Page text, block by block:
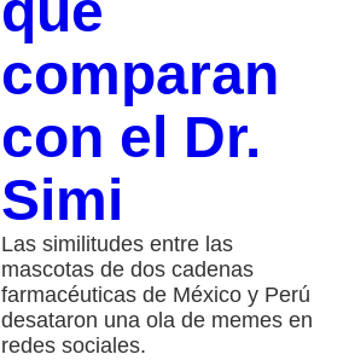
comparan
con el Dr.
Simi
Las similitudes entre las
mascotas de dos cadenas
farmacéuticas de México y Perú
desataron una ola de memes en
redes sociales.